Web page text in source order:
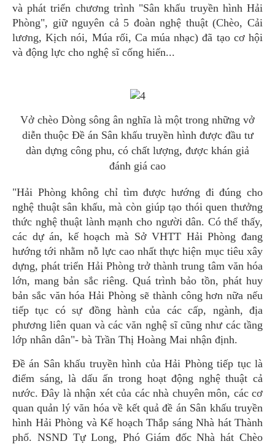
và phát triển chương trình "Sân khấu truyền hình Hải
Phòng", giữ nguyên cả 5 đoàn nghệ thuật (Chèo, Cải
lương, Kịch nói, Múa rối, Ca múa nhạc) đã tạo cơ hội
và động lực cho nghệ sĩ cống hiến...
Vở chèo Dòng sông ân nghĩa là một trong những vở
diễn thuộc Đề án Sân khấu truyền hình được đầu tư
dàn dựng công phu, có chất lượng, được khán giả
đánh giá cao
"Hải Phòng không chỉ tìm được hướng đi đúng cho
nghệ thuật sân khấu, mà còn giúp tạo thói quen thưởng
thức nghệ thuật lành mạnh cho người dân. Có thể thấy,
các dự án, kế hoạch mà Sở VHTT Hải Phòng đang
hướng tới nhằm nỗ lực cao nhất thực hiện mục tiêu xây
dựng, phát triển Hải Phòng trở thành trung tâm văn hóa
lớn, mang bản sắc riêng. Quá trình bảo tồn, phát huy
bản sắc văn hóa Hải Phòng sẽ thành công hơn nữa nếu
tiếp tục có sự đồng hành của các cấp, ngành, địa
phương liên quan và các văn nghệ sĩ cũng như các tầng
lớp nhân dân"- bà Trần Thị Hoàng Mai nhận định.
Đề án Sân khấu truyền hình của Hải Phòng tiếp tục là
điểm sáng, là dấu ấn trong hoạt động nghệ thuật cả
nước. Đây là nhận xét của các nhà chuyên môn, các cơ
quan quản lý văn hóa về kết quả đề án Sân khấu truyền
hình Hải Phòng và Kế hoạch Thắp sáng Nhà hát Thành
phố. NSND Tự Long, Phó Giám đốc Nhà hát Chèo